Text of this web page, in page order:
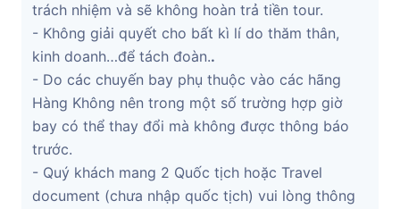
trách nhiệm và sẽ không hoàn trả tiền tour.
- Không giải quyết cho bất kì lí do thăm thân,
kinh doanh…để tách đoàn..
- Do các chuyến bay phụ thuộc vào các hãng
Hàng Không nên trong một số trường hợp giờ
bay có thể thay đổi mà không được thông báo
trước.
- Quý khách mang 2 Quốc tịch hoặc Travel
document (chưa nhập quốc tịch) vui lòng thông